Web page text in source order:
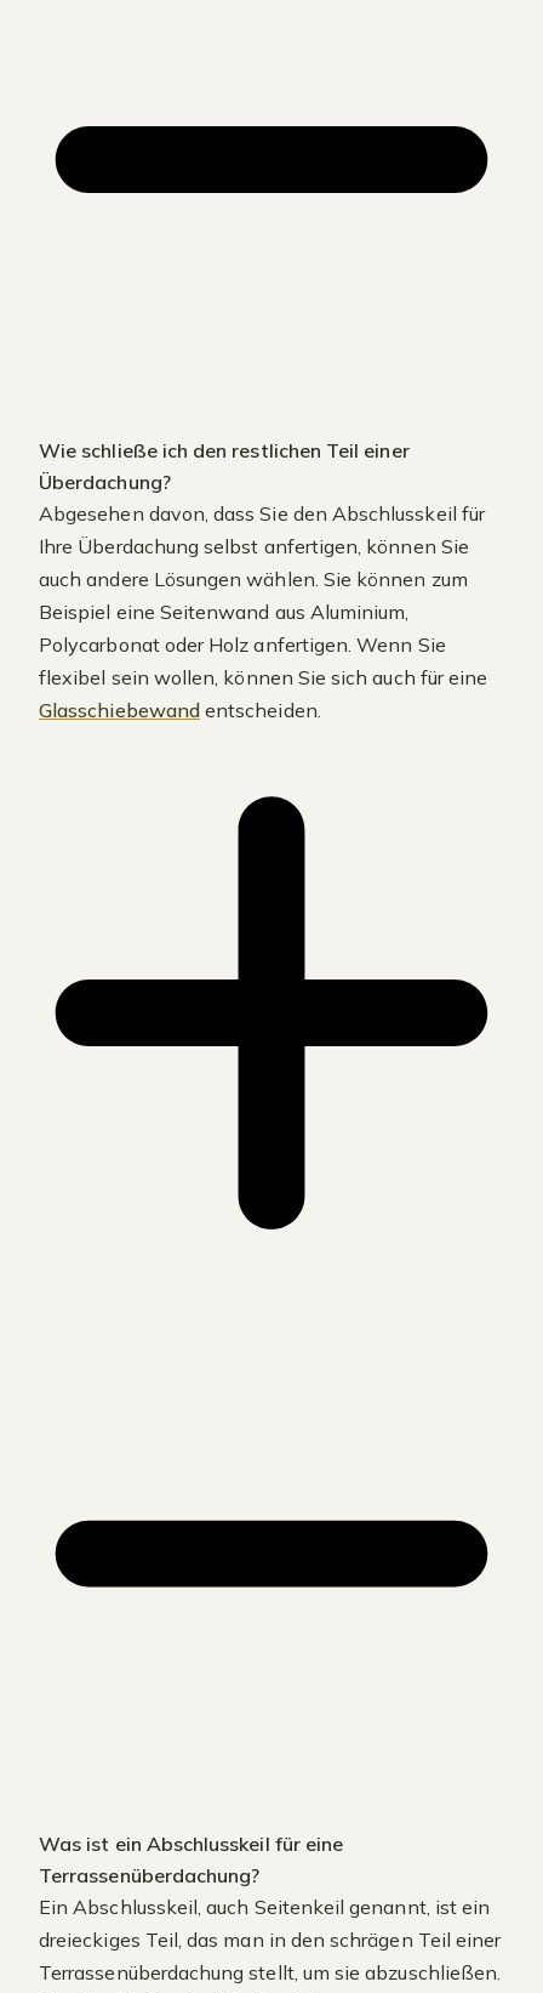
Wie schließe ich den restlichen Teil einer
Überdachung?
Abgesehen davon, dass Sie den Abschlusskeil für
Ihre Überdachung selbst anfertigen, können Sie
auch andere Lösungen wählen. Sie können zum
Beispiel eine Seitenwand aus Aluminium,
Polycarbonat oder Holz anfertigen. Wenn Sie
flexibel sein wollen, können Sie sich auch für eine
Glasschiebewandentscheiden.
Was ist ein Abschlusskeil für eine
Terrassenüberdachung?
Ein Abschlusskeil, auch Seitenkeil genannt, ist ein
dreieckiges Teil, das man in den schrägen Teil einer
Terrassenüberdachung stellt, um sie abzuschließen.